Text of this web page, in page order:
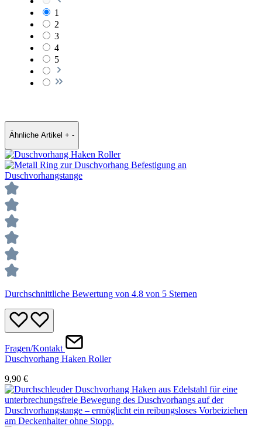
1
2
3
4
5
Ähnliche Artikel + -
Durchschnittliche Bewertung von 4.8 von 5 Sternen
Fragen/Kontakt
Duschvorhang Haken Roller
9,90 €